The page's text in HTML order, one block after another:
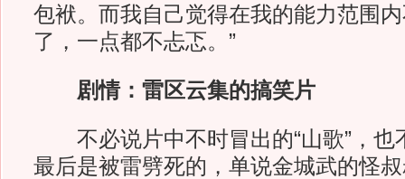
包袱。而我自己觉得在我的能力范围
了，一点都不忐忑。”
剧情：雷区云集的搞笑片
不必说片中不时冒出的“山歌”，也
最后是被雷劈死的，单说金城武的怪